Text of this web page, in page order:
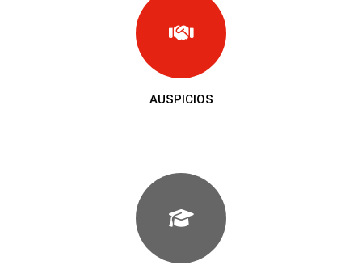
AUSPICIOS